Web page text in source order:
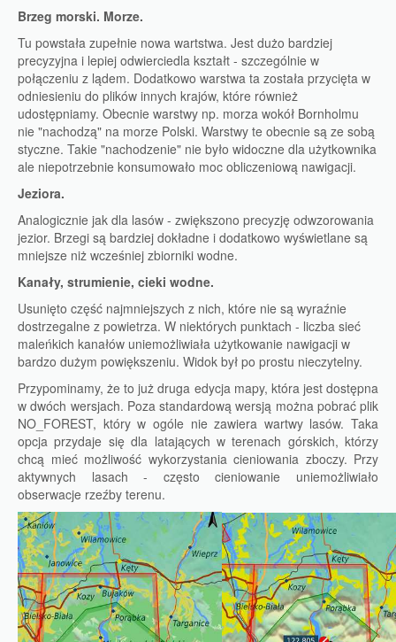
Brzeg morski. Morze.
Tu powstała zupełnie nowa wartstwa. Jest dużo bardziej
precyzyjna i lepiej odwierciedla kształt - szczególnie w
połączeniu z lądem. Dodatkowo warstwa ta została przycięta w
odniesieniu do plików innych krajów, które również
udostępniamy. Obecnie warstwy np. morza wokół Bornholmu
nie "nachodzą" na morze Polski. Warstwy te obecnie są ze sobą
styczne. Takie "nachodzenie" nie było widoczne dla użytkownika
ale niepotrzebnie konsumowało moc obliczeniową nawigacji.
Jeziora.
Analogicznie jak dla lasów - zwiększono precyzję odwzorowania
jezior. Brzegi są bardziej dokładne i dodatkowo wyświetlane są
mniejsze niż wcześniej zbiorniki wodne.
Kanały, strumienie, cieki wodne.
Usunięto część najmniejszych z nich, które nie są wyraźnie
dostrzegalne z powietrza. W niektórych punktach - liczba sieć
maleńkich kanałów uniemożliwiała użytkowanie nawigacji w
bardzo dużym powiększeniu. Widok był po prostu nieczytelny.
Przypominamy, że to już druga edycja mapy, która jest dostępna
w dwóch wersjach. Poza standardową wersją można pobrać plik
NO_FOREST, który w ogóle nie zawiera wartwy lasów. Taka
opcja przydaje się dla latających w terenach górskich, którzy
chcą mieć możliwość wykorzystania cieniowania zboczy. Przy
aktywnych lasach - często cieniowanie uniemożliwiało
obserwacje rzeźby terenu.